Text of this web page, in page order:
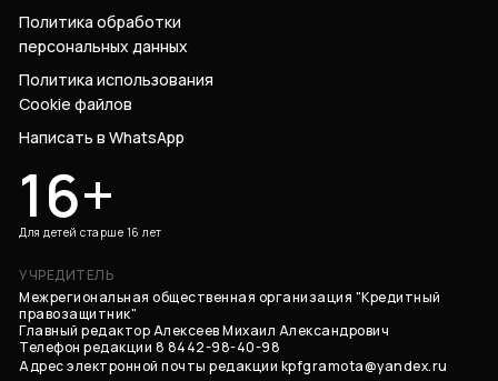
Политика обработки
персональных данных
Политика использования
Cookie файлов
Написать в WhatsApp
16+
Для детей старше 16 лет
УЧРЕДИТЕЛЬ
Межрегиональная общественная организация "Кредитный
правозащитник"
Главный редактор Алексеев Михаил Александрович
Телефон редакции 8 8442-98-40-98
Адрес электронной почты редакции kpfgramota@yandex.ru